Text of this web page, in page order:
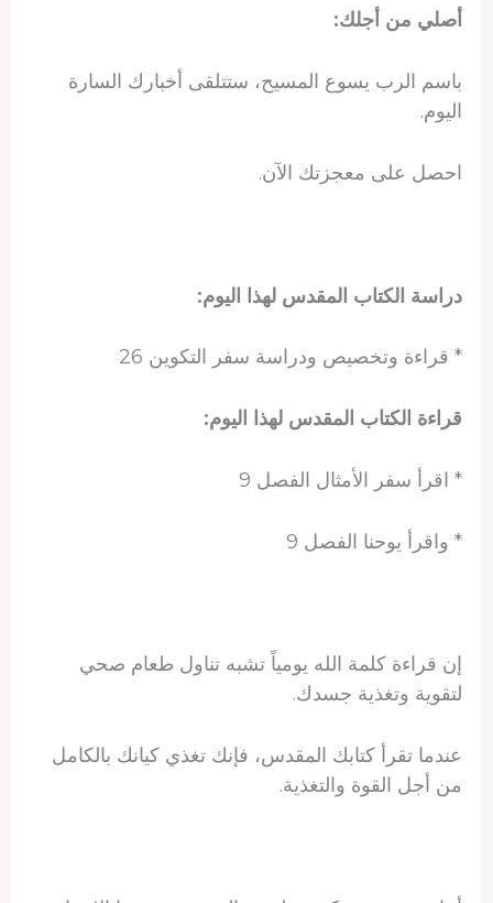
أصلي من أجلك:
باسم الرب يسوع المسيح، ستتلقى أخبارك السارة
اليوم.
احصل على معجزتك الآن.
دراسة الكتاب المقدس لهذا اليوم:
* قراءة وتخصيص ودراسة سفر التكوين 26
قراءة الكتاب المقدس لهذا اليوم:
* اقرأ سفر الأمثال الفصل 9
* واقرأ يوحنا الفصل 9
إن قراءة كلمة الله يومياً تشبه تناول طعام صحي
لتقوية وتغذية جسدك.
عندما تقرأ كتابك المقدس، فإنك تغذي كيانك بالكامل
من أجل القوة والتغذية.